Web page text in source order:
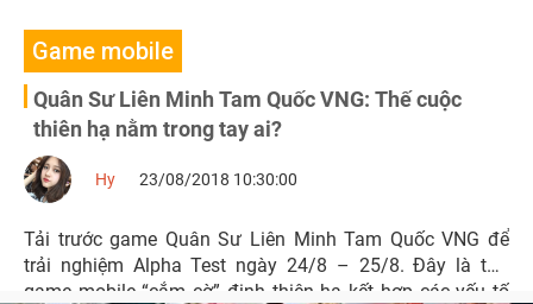
Game mobile
Quân Sư Liên Minh Tam Quốc VNG: Thế cuộc
thiên hạ nằm trong tay ai?
Hy 23/08/2018 10:30:00
Tải trước game Quân Sư Liên Minh Tam Quốc VNG để
trải nghiệm Alpha Test ngày 24/8 – 25/8. Đây là tựa
game mobile “cắm cờ” định thiên hạ kết hợp các yếu tố